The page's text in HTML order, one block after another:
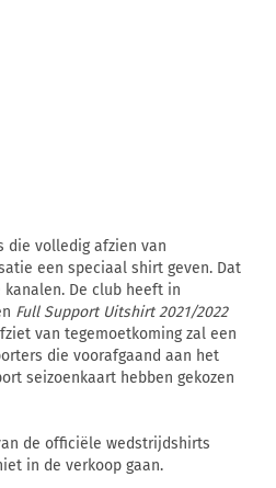
die volledig afzien van
een speciaal shirt geven. Dat
De club heeft in
Full Support Uitshirt 2021/2022
van tegemoetkoming zal een
die voorafgaand aan het
seizoenkaart hebben gekozen
de officiële wedstrijdshirts
in de verkoop gaan.